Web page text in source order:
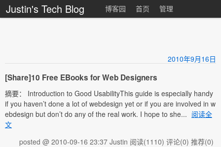
Justin's Tech Blog 博客园 首页 管理
2010年9月16日
[Share]10 Free EBooks for Web Designers
摘要： Introduction to Good UsabilityThis guide is especially handy
if you haven’t done a lot of webdesign yet or if you are involved in w
ebdesign but don’t do any of the real work. I hope to she... 阅读全
文
posted @ 2010-09-16 23:37 Justin 阅读(1110) 评论(0) 推荐(0)